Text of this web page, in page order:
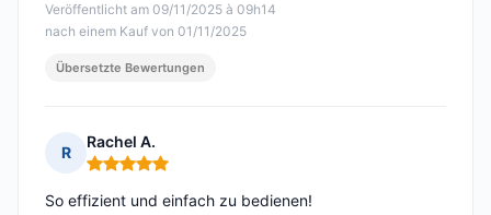
Veröffentlicht am 09/11/2025 à 09h14
nach einem Kauf von 01/11/2025
Übersetzte Bewertungen
R
Rachel A.
Hinweis: 5 von 5
So effizient und einfach zu bedienen!